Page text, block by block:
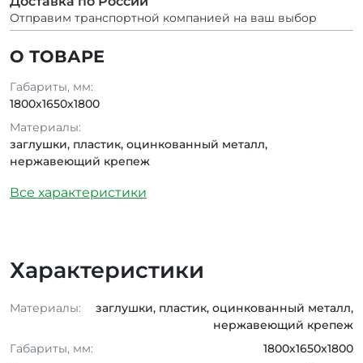
О ТОВАРЕ
Габариты, мм:
1800х1650х1800
Материалы:
заглушки, пластик, оцинкованный металл,
нержавеющий крепеж
Все характеристики
Отправим транспортной компанией на ваш выбор
Характеристики
Материалы:
заглушки, пластик, оцинкованный металл,
нержавеющий крепеж
Габариты, мм:
1800х1650х1800